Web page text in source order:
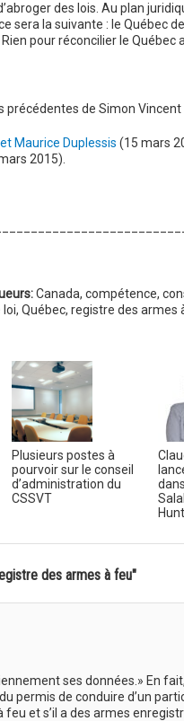
des lois. Au plan
sera la suivante : le Québec
pour réconcilier le Québec
précédentes de Simon Vincent
Maurice Duplessis (15 mars
2015).
Canada, compétence,
loi, Québec, registre des armes
Plusieurs postes à
pourvoir sur le conseil
d’administration du
CSSVT
des armes à feu"
ses données.» En
permis de conduire d’un
et s’il a des armes